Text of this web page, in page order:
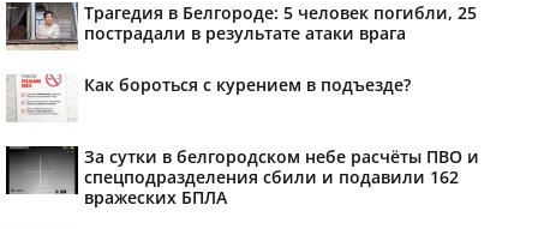
Трагедия в Белгороде: 5 человек погибли, 25
пострадали в результате атаки врага
Как бороться с курением в подъезде?
За сутки в белгородском небе расчёты ПВО и
спецподразделения сбили и подавили 162
вражеских БПЛА